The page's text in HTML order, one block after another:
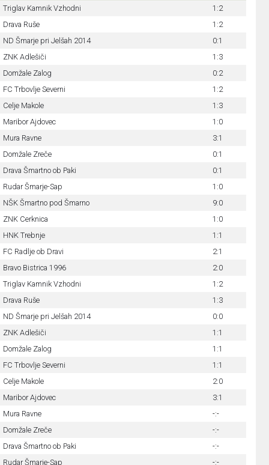
Triglav Kamnik Vzhodni
1:2
Drava Ruše
1:2
ND Šmarje pri Jelšah 2014
0:1
ZNK Adlešiči
1:3
Domžale Zalog
0:2
FC Trbovlje Severni
1:2
Celje Makole
1:3
Maribor Ajdovec
1:0
Mura Ravne
3:1
Domžale Zreče
0:1
Drava Šmartno ob Paki
0:1
Rudar Šmarje-Sap
1:0
NŠK Šmartno pod Šmarno
9:0
ZNK Cerknica
1:0
HNK Trebnje
1:1
FC Radlje ob Dravi
2:1
Bravo Bistrica 1996
2:0
Triglav Kamnik Vzhodni
1:2
Drava Ruše
1:3
ND Šmarje pri Jelšah 2014
0:0
ZNK Adlešiči
1:1
Domžale Zalog
1:1
FC Trbovlje Severni
1:1
Celje Makole
2:0
Maribor Ajdovec
3:1
Mura Ravne
-:-
Domžale Zreče
-:-
Drava Šmartno ob Paki
-:-
Rudar Šmarje-Sap -:-